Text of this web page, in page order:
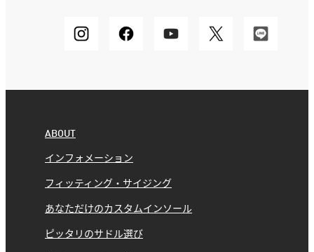
ABOUT
インフォメーション
フィッティング・サイジング
あなただけのカスタムインソール
ピッタリのサドル選び